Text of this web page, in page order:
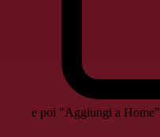
e poi "Aggiungi a Home"